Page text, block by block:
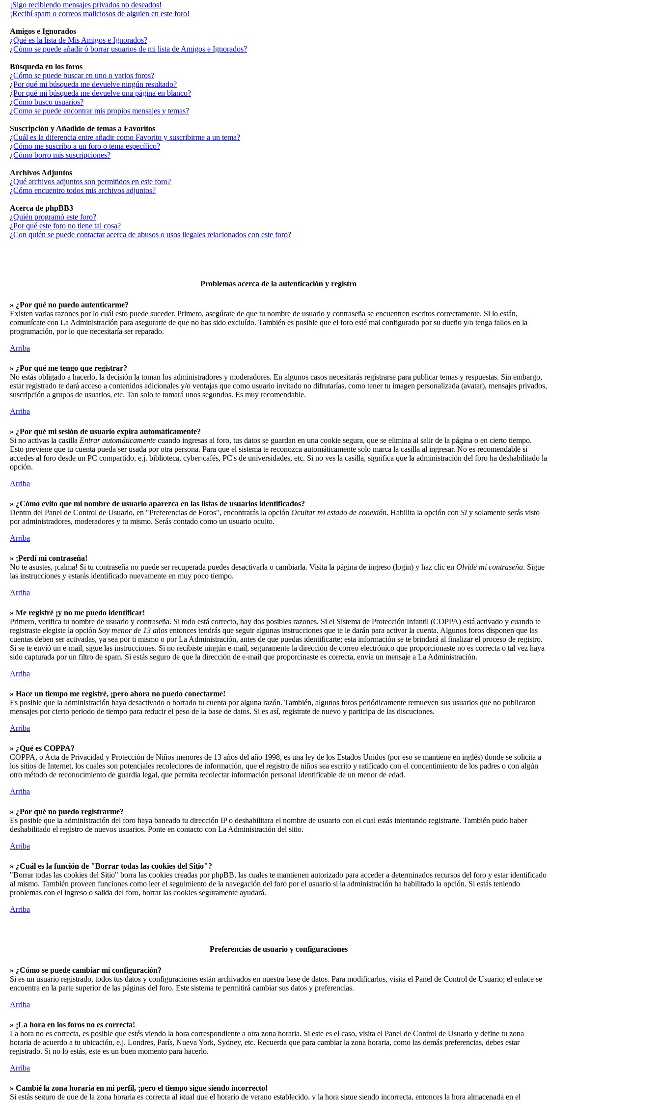
¡Sigo recibiendo mensajes privados no deseados!
¡Recibí spam o correos maliciosos de alguien en este foro!
Amigos e Ignorados
¿Qué es la lista de Mis Amigos e Ignorados?
¿Cómo se puede añadir ó borrar usuarios de mi lista de Amigos e Ignorados?
Búsqueda en los foros
¿Cómo se puede buscar en uno o varios foros?
¿Por qué mi búsqueda me devuelve ningún resultado?
¿Por qué mi búsqueda me devuelve una página en blanco?
¿Cómo busco usuarios?
¿Como se puede encontrar mis propios mensajes y temas?
Suscripción y Añadido de temas a Favoritos
¿Cuál es la diferencia entre añadir como Favorito y suscribirme a un tema?
¿Cómo me suscribo a un foro o tema específico?
¿Cómo borro mis suscripciones?
Archivos Adjuntos
¿Qué archivos adjuntos son permitidos en este foro?
¿Cómo encuentro todos mis archivos adjuntos?
Acerca de phpBB3
¿Quién programó este foro?
¿Por qué este foro no tiene tal cosa?
¿Con quién se puede contactar acerca de abusos o usos ilegales relacionados con este foro?
Problemas acerca de la autenticación y registro
» ¿Por qué no puedo autenticarme?
Existen varias razones por lo cuál esto puede suceder. Primero, asegúrate de que tu nombre de usuario y contraseña se encuentren escritos correctamente. Si lo están,
comunícate con La Administración para asegurarte de que no has sido excluído. También es posible que el foro esté mal configurado por su dueño y/o tenga fallos en la
programación, por lo que necesitaría ser reparado.
Arriba
» ¿Por qué me tengo que registrar?
No estás obligado a hacerlo, la decisión la toman los administradores y moderadores. En algunos casos necesitarás registrarse para publicar temas y respuestas. Sin embargo,
estar registrado te dará acceso a contenidos adicionales y/o ventajas que como usuario invitado no difrutarías, como tener tu imagen personalizada (avatar), mensajes privados,
suscripción a grupos de usuarios, etc. Tan solo te tomará unos segundos. Es muy recomendable.
Arriba
» ¿Por qué mi sesión de usuario expira automáticamente?
Si no activas la casilla Entrar automáticamente cuando ingresas al foro, tus datos se guardan en una cookie segura, que se elimina al salir de la página o en cierto tiempo.
Esto previene que tu cuenta pueda ser usada por otra persona. Para que el sistema te reconozca automáticamente solo marca la casilla al ingresar. No es recomendable si
accedes al foro desde un PC compartido, e.j. biblioteca, cyber-cafés, PC's de universidades, etc. Si no ves la casilla, significa que la administración del foro ha deshabilitado la
opción.
Arriba
» ¿Cómo evito que mi nombre de usuario aparezca en las listas de usuarios identificados?
Dentro del Panel de Control de Usuario, en "Preferencias de Foros", encontrarás la opción Ocultar mi estado de conexión. Habilita la opción con SIy solamente serás visto
por administradores, moderadores y tu mismo. Serás contado como un usuario oculto.
Arriba
» ¡Perdí mi contraseña!
No te asustes, ¡calma! Si tu contraseña no puede ser recuperada puedes desactivarla o cambiarla. Visita la página de ingreso (login) y haz clic en Olvidé mi contraseña. Sigue
las instrucciones y estarás identificado nuevamente en muy poco tiempo.
Arriba
» Me registré ¡y no me puedo identificar!
Primero, verifica tu nombre de usuario y contraseña. Si todo está correcto, hay dos posibles razones. Si el Sistema de Protección Infantil (COPPA) está activado y cuando te
registraste elegiste la opción Soy menor de 13 años entonces tendrás que seguir algunas instrucciones que te le darán para activar la cuenta. Algunos foros disponen que las
cuentas deben ser activadas, ya sea por ti mismo o por La Administración, antes de que puedas identificarte; esta información se te brindará al finalizar el proceso de registro.
Si se te envió un e-mail, sigue las instrucciones. Si no recibiste ningún e-mail, seguramente la dirección de correo electrónico que proporcionaste no es correcta o tal vez haya
sido capturada por un filtro de spam. Si estás seguro de que la dirección de e-mail que proporcinaste es correcta, envía un mensaje a La Administración.
Arriba
» Hace un tiempo me registré, ¡pero ahora no puedo conectarme!
Es posible que la administración haya desactivado o borrado tu cuenta por alguna razón. También, algunos foros periódicamente remueven sus usuarios que no publicaron
mensajes por cierto periodo de tiempo para reducir el peso de la base de datos. Si es así, registrate de nuevo y participa de las discuciones.
Arriba
» ¿Qué es COPPA?
COPPA, o Acta de Privacidad y Protección de Niños menores de 13 años del año 1998, es una ley de los Estados Unidos (por eso se mantiene en inglés) donde se solicita a
los sitios de Internet, los cuales son potenciales recolectores de información, que el registro de niños sea escrito y ratificado con el concentimiento de los padres o con algún
otro método de reconocimiento de guardia legal, que permita recolectar información personal identificable de un menor de edad.
Arriba
» ¿Por qué no puedo registrarme?
Es posible que la administración del foro haya baneado tu dirección IP o deshabilitara el nombre de usuario con el cual estás intentando registrarte. También pudo haber
deshabilitado el registro de nuevos usuarios. Ponte en contacto con La Administración del sitio.
Arriba
» ¿Cuál es la función de "Borrar todas las cookies del Sitio"?
"Borrar todas las cookies del Sitio" borra las cookies creadas por phpBB, las cuales te mantienen autorizado para acceder a determinados recursos del foro y estar identificado
al mismo. También proveen funciones como leer el seguimiento de la navegación del foro por el usuario si la administración ha habilitado la opción. Si estás teniendo
problemas con el ingreso o salida del foro, borrar las cookies seguramente ayudará.
Arriba
Preferencias de usuario y configuraciones
» ¿Cómo se puede cambiar mi configuración?
Si es un usuario registrado, todos tus datos y configuraciones están archivados en nuestra base de datos. Para modificarlos, visita el Panel de Control de Usuario; el enlace se
encuentra en la parte superior de las páginas del foro. Este sistema te permitirá cambiar sus datos y preferencias.
Arriba
» ¡La hora en los foros no es correcta!
La hora no es correcta, es posible que estés viendo la hora correspondiente a otra zona horaria. Si este es el caso, visita el Panel de Control de Usuario y define tu zona
horaria de acuerdo a tu ubicación, e.j. Londres, París, Nueva York, Sydney, etc. Recuerda que para cambiar la zona horaria, como las demás preferencias, debes estar
registrado. Si no lo estás, este es un buen momento para hacerlo.
Arriba
» Cambié la zona horaria en mi perfil, ¡pero el tiempo sigue siendo incorrecto!
Si estás seguro de que de la zona horaria es correcta al igual que el horario de verano establecido, y la hora sigue siendo incorrecta, entonces la hora almacenada en el